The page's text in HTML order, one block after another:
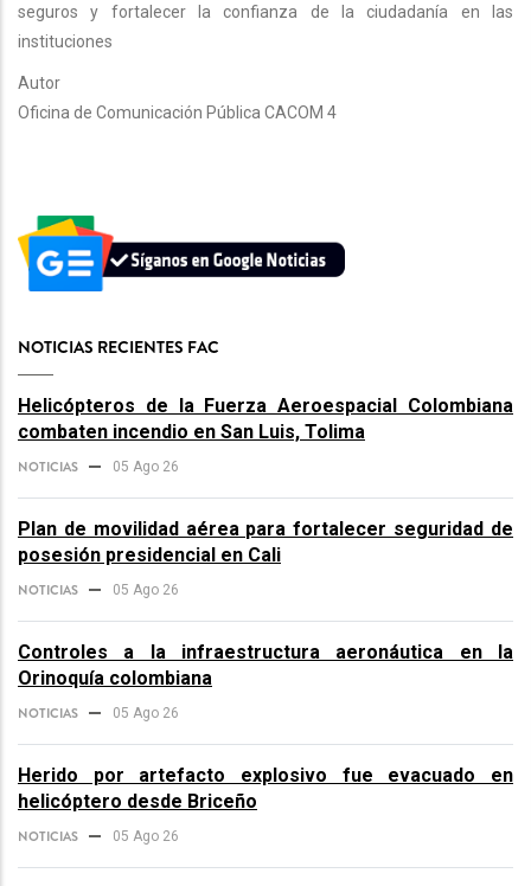
seguros y fortalecer la confianza de la ciudadanía en las
instituciones
Autor
Oficina de Comunicación Pública CACOM 4
NOTICIAS RECIENTES FAC
Helicópteros de la Fuerza Aeroespacial Colombiana
combaten incendio en San Luis, Tolima
NOTICIAS 05 Ago 26
Plan de movilidad aérea para fortalecer seguridad de
posesión presidencial en Cali
NOTICIAS 05 Ago 26
Controles a la infraestructura aeronáutica en la
Orinoquía colombiana
NOTICIAS 05 Ago 26
Herido por artefacto explosivo fue evacuado en
helicóptero desde Briceño
NOTICIAS 05 Ago 26